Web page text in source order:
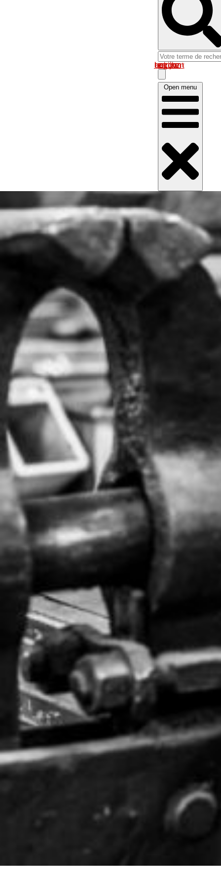
Log in om uw account te bekijken
Open menu